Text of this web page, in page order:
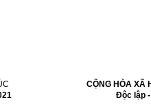
CỘNG HÒA XÃ
Độc lập